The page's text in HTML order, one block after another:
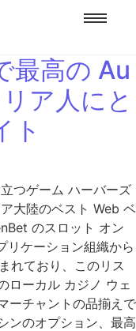
最高の Au
ア人にと
ト
つゲーム ハーバーズ
大陸のベスト Web ベ
のスロット オン
リケーション組織から
れており、このリス
ローカル カジノ ウェ
ーチャントの品揃えで
ンのオプション、最高